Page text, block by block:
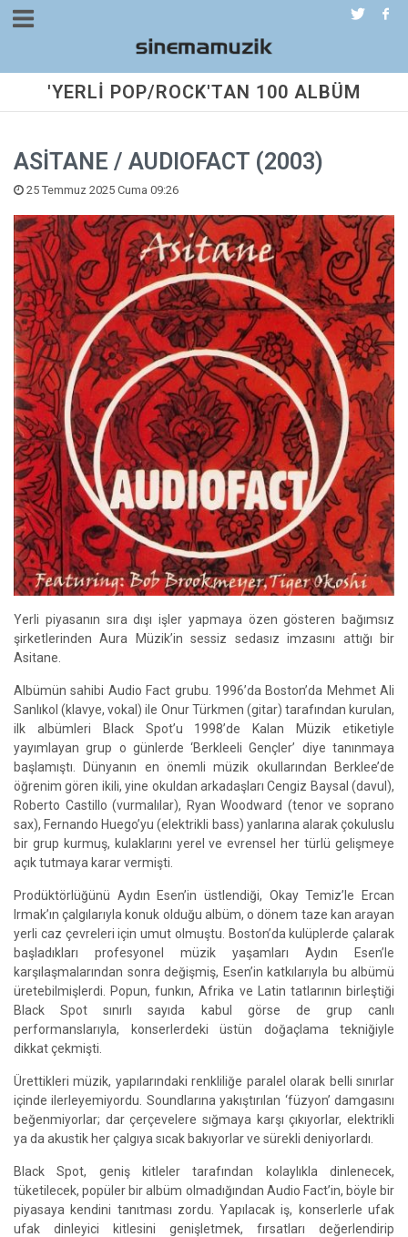
'YERLİ POP/ROCK'TAN 100 ALBÜM
ASİTANE / AUDIOFACT (2003)
25 Temmuz 2025 Cuma 09:26
Yerli piyasanın sıra dışı işler yapmaya özen gösteren bağımsız
şirketlerinden Aura Müzik’in sessiz sedasız imzasını attığı bir
Asitane.
Albümün sahibi Audio Fact grubu. 1996’da Boston’da Mehmet Ali
Sanlıkol (klavye, vokal) ile Onur Türkmen (gitar) tarafından kurulan,
ilk albümleri Black Spot’u 1998’de Kalan Müzik etiketiyle
yayımlayan grup o günlerde ‘Berkleeli Gençler’ diye tanınmaya
başlamıştı. Dünyanın en önemli müzik okullarından Berklee’de
öğrenim gören ikili, yine okuldan arkadaşları Cengiz Baysal (davul),
Roberto Castillo (vurmalılar), Ryan Woodward (tenor ve soprano
sax), Fernando Huego’yu (elektrikli bass) yanlarına alarak çokuluslu
bir grup kurmuş, kulaklarını yerel ve evrensel her türlü gelişmeye
açık tutmaya karar vermişti.
Prodüktörlüğünü Aydın Esen’in üstlendiği, Okay Temiz’le Ercan
Irmak’ın çalgılarıyla konuk olduğu albüm, o dönem taze kan arayan
yerli caz çevreleri için umut olmuştu. Boston’da kulüplerde çalarak
başladıkları profesyonel müzik yaşamları Aydın Esen’le
karşılaşmalarından sonra değişmiş, Esen’in katkılarıyla bu albümü
üretebilmişlerdi. Popun, funkın, Afrika ve Latin tatlarının birleştiği
Black Spot sınırlı sayıda kabul görse de grup canlı
performanslarıyla, konserlerdeki üstün doğaçlama tekniğiyle
dikkat çekmişti.
Ürettikleri müzik, yapılarındaki renkliliğe paralel olarak belli sınırlar
içinde ilerleyemiyordu. Soundlarına yakıştırılan ‘füzyon’ damgasını
beğenmiyorlar; dar çerçevelere sığmaya karşı çıkıyorlar, elektrikli
ya da akustik her çalgıya sıcak bakıyorlar ve sürekli deniyorlardı.
Black Spot, geniş kitleler tarafından kolaylıkla dinlenecek,
tüketilecek, popüler bir albüm olmadığından Audio Fact’in, böyle bir
piyasaya kendini tanıtması zordu. Yapılacak iş, konserlerle ufak
ufak dinleyici kitlesini genişletmek, fırsatları değerlendirip